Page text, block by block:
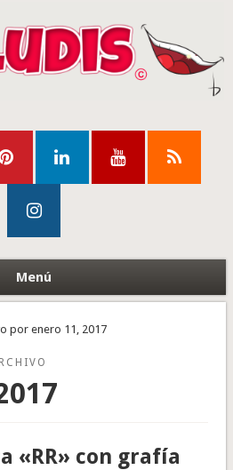
Menú
por enero 11, 2017
«RR» con grafía